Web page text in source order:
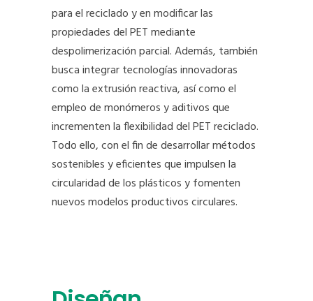
para el reciclado y en modificar las
propiedades del PET mediante
despolimerización parcial. Además, también
busca integrar tecnologías innovadoras
como la extrusión reactiva, así como el
empleo de monómeros y aditivos que
incrementen la flexibilidad del PET reciclado.
Todo ello, con el fin de desarrollar métodos
sostenibles y eficientes que impulsen la
circularidad de los plásticos y fomenten
nuevos modelos productivos circulares.